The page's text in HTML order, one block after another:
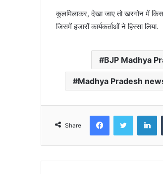
कुलमिलाकर, देखा जाए तो खरगोन में
जिसमें हजारों कार्यकर्ताओं ने हिस्सा लिया.
BJP Madhya
Madhya Pradesh
Share
FacebookTwitter